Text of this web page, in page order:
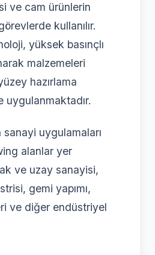
ve cam ürünlerin
kullanılır.
yüksek basınçlı
malzemeleri
hazırlama
uygulanmaktadır.
uygulamaları
alanlar yer
ve uzay sanayisi,
gemi yapımı,
ve diğer endüstriyel